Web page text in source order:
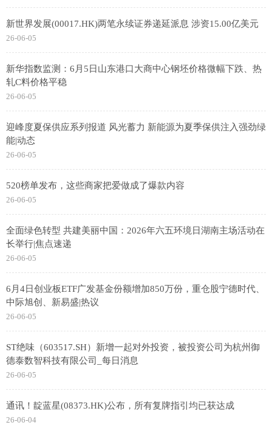
新世界发展(00017.HK)两笔永续证券递延派息 涉资15.00亿美元
26-06-05
新华指数监测：6月5日山东港口大商中心钢坯价格微幅下跌、热
轧C料价格平稳
26-06-05
迎峰度夏保供应系列报道 风光蓄力 新能源为夏季保供注入强劲绿
能|动态
26-06-05
520榜单发布，这些商家把爱做成了爆款内容
26-06-05
全面绿色转型 共建美丽中国：2026年六五环境日湖南主场活动在
长举行|焦点速递
26-06-05
6月4日创业板ETF广发基金份额增加850万份，重仓股宁德时代、
中际旭创、新易盛|热议
26-06-05
ST绝味（603517.SH）新增一起对外投资，被投资公司为杭州御
德泰数智科技有限公司_每日消息
26-06-05
通讯！靛蓝星(08373.HK)公布，所有复牌指引均已获达成
26-06-04